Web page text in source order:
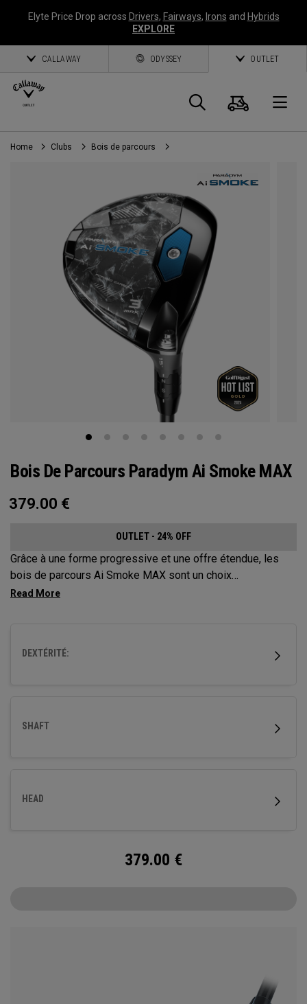
Elyte Price Drop across Drivers, Fairways, Irons and Hybrids
EXPLORE
CALLAWAY ODYSSEY OUTLET
Panier
Home Clubs Bois de parcours
Bois De Parcours Paradym Ai Smoke MAX
379.00 €
OUTLET - 24% OFF
Grâce à une forme progressive et une offre étendue, les
bois de parcours Ai Smoke MAX sont un choix
incontournable pour les golfeurs qui recherchent un angle
DEXTÉRITÉ:
SHAFT
HEAD
379.00 €